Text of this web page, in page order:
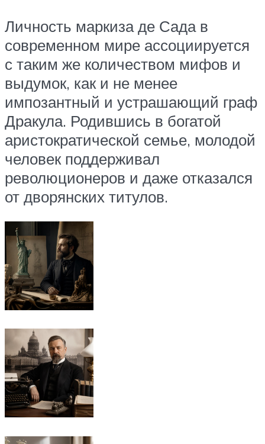
Личность маркиза де Сада в
современном мире ассоциируется
с таким же количеством мифов и
выдумок, как и не менее
импозантный и устрашающий граф
Дракула. Родившись в богатой
аристократической семье, молодой
человек поддерживал
революционеров и даже отказался
от дворянских титулов.